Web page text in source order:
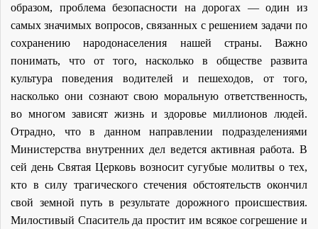
образом, проблема безопасности на дорогах — один из
самых значимых вопросов, связанных с решением задачи по
сохранению народонаселения нашей страны. Важно
понимать, что от того, насколько в обществе развита
культура поведения водителей и пешеходов, от того,
насколько они сознают свою моральную ответственность,
во многом зависят жизнь и здоровье миллионов людей.
Отрадно, что в данном направлении подразделениями
Министерства внутренних дел ведется активная работа. В
сей день Святая Церковь возносит сугубые молитвы о тех,
кто в силу трагического стечения обстоятельств окончил
свой земной путь в результате дорожного происшествия.
Милостивый Спаситель да простит им всякое согрешение и